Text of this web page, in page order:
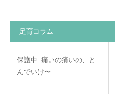
足育コラム
保護中: 痛いの痛いの、と
んでいけ〜